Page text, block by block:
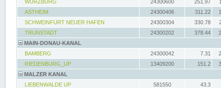
WÜRZBURG 24300600 251.97
ASTHEIM
24300406 311.22
SCHWEINFURT NEUER HAFEN
24300304 330.78
TRUNSTADT
24300202 378.44
MAIN-DONAU-KANAL
BAMBERG
24300042 7.31
RIEDENBURG_UP
13409200 151.2
MALZER KANAL
LIEBENWALDE UP
581550
43.3